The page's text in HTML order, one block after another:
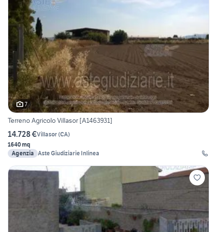
7
Terreno Agricolo Villasor [A1463931]
14.728 €Villasor(CA)
1640 mq
Agenzia Aste Giudiziarie Inlinea